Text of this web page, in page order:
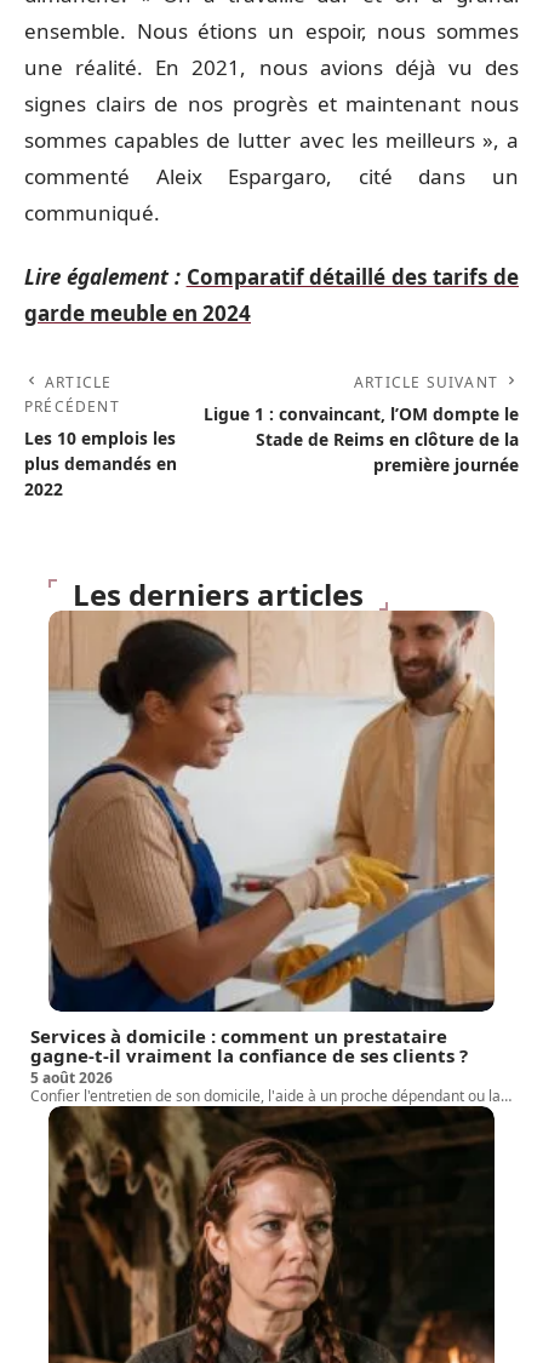
ensemble. Nous étions un espoir, nous sommes
une réalité. En 2021, nous avions déjà vu des
signes clairs de nos progrès et maintenant nous
sommes capables de lutter avec les meilleurs », a
commenté Aleix Espargaro, cité dans un
communiqué.
Lire également : Comparatif détaillé des tarifs de
garde meuble en 2024
ARTICLE
PRÉCÉDENT
Les 10 emplois les
plus demandés en
2022
ARTICLE SUIVANT
Ligue 1 : convaincant, l’OM dompte le
Stade de Reims en clôture de la
première journée
Les derniers articles
Services à domicile : comment un prestataire
gagne-t-il vraiment la confiance de ses clients ?
5 août 2026
Confier l'entretien de son domicile, l'aide à un proche dépendant ou la…